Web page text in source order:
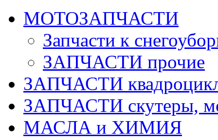
МОТОЗАПЧАСТИ
Запчасти к
ЗАПЧАСТИ прочие
ЗАПЧАСТИ
ЗАПЧАСТИ скутеры,
МАСЛА и ХИМИЯ